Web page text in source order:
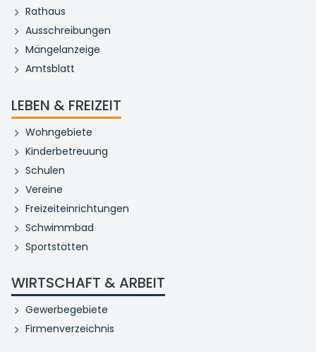
Rathaus
Ausschreibungen
Mängelanzeige
Amtsblatt
LEBEN & FREIZEIT
Wohngebiete
Kinderbetreuung
Schulen
Vereine
Freizeiteinrichtungen
Schwimmbad
Sportstätten
WIRTSCHAFT & ARBEIT
Gewerbegebiete
Firmenverzeichnis